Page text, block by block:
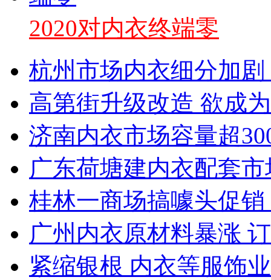
2020对内衣终端零
杭州市场内衣细分加
高第街升级改造 欲成
济南内衣市场容量超
广东荷塘建内衣配套
桂林一商场搞噱头促
广州内衣原材料暴涨
紧缩银根 内衣等服饰